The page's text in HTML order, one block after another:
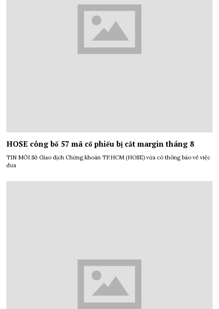
HOSE công bố 57 mã cổ phiếu bị cắt margin tháng 8
TIN MỚI Sở Giao dịch Chứng khoán TP.HCM (HOSE) vừa có thông báo về việc
đưa